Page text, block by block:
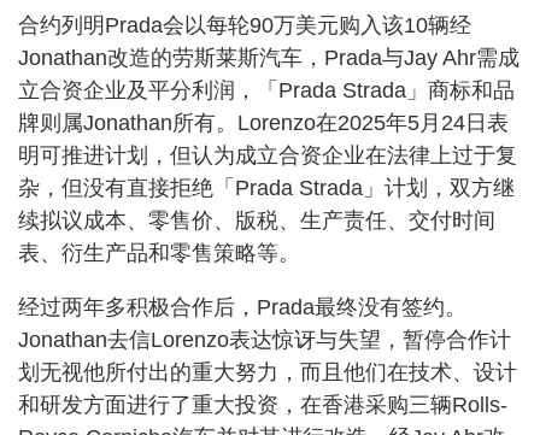
合约列明Prada会以每轮90万美元购入该10辆经
Jonathan改造的劳斯莱斯汽车，Prada与Jay Ahr需成
立合资企业及平分利润，「Prada Strada」商标和品
牌则属Jonathan所有。Lorenzo在2025年5月24日表
明可推进计划，但认为成立合资企业在法律上过于复
杂，但没有直接拒绝「Prada Strada」计划，双方继
续拟议成本、零售价、版税、生产责任、交付时间
表、衍生产品和零售策略等。
经过两年多积极合作后，Prada最终没有签约。
Jonathan去信Lorenzo表达惊讶与失望，暂停合作计
划无视他所付出的重大努力，而且他们在技术、设计
和研发方面进行了重大投资，在香港采购三辆Rolls-